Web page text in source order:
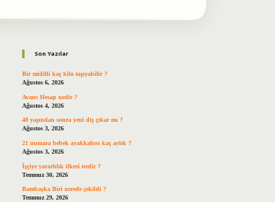
Son Yazılar
Bir midilli kaç kilo taşıyabilir ?
Ağustos 6, 2026
Avans Hesap nedir ?
Ağustos 4, 2026
40 yaşından sonra yeni diş çıkar mı ?
Ağustos 3, 2026
21 numara bebek ayakkabısı kaç aylık ?
Ağustos 3, 2026
İşçiye yararlılık ilkesi nedir ?
Temmuz 30, 2026
Bambaşka Biri nerede çekildi ?
Temmuz 29, 2026